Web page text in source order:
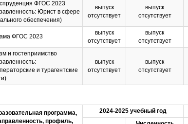
ФГОС 2023
Юрист в сфере
обеспечения)
выпуск
отсутствует
выпуск
отсутствует
ФГОС 2023
выпуск
отсутствует
выпуск
отсутствует
и гостеприимство
и турагентские
выпуск
отсутствует
выпуск
отсутствует
программа,
профиль,
2024-2025 учебный год